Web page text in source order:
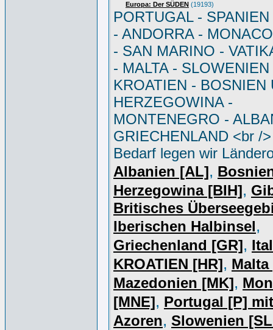
Europa: Der SÜDEN (19193)
PORTUGAL -
- ANDORRA -
- SAN MARINO -
- MALTA - SLOWENIEN
KROATIEN - BOSNIEN
HERZEGOWINA -
MONTENEGRO -
GRIECHENLAND <br /
Bedarf legen wir
Albanien [AL],
Herzegowina [BIH],
Britisches
Iberischen Halbinsel,
Griechenland [GR],
KROATIEN [HR], Malta
Mazedonien [MK],
[MNE], Portugal [P]
Azoren, Slowenien